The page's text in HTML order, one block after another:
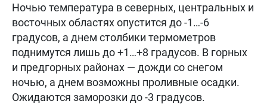
Ночью температура в северных, центральных и
восточных областях опустится до -1…-6
градусов, а днем столбики термометров
поднимутся лишь до +1…+8 градусов. В горных
и предгорных районах — дожди со снегом
ночью, а днем возможны проливные осадки.
Ожидаются заморозки до -3 градусов.